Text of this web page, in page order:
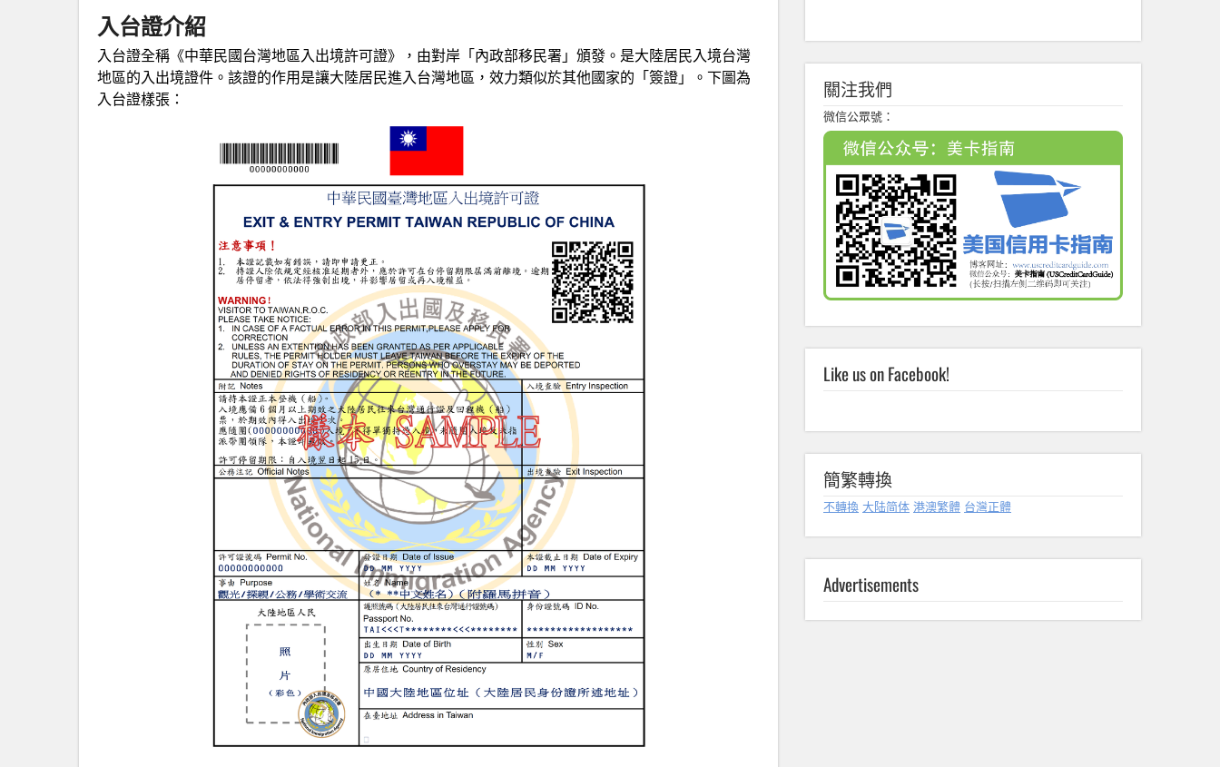
入台證介紹
入台證全稱《中華民國台灣地區入出境許可證》，由對岸「內政部移民署」頒發。是大陸居民入境台灣
地區的入出境證件。該證的作用是讓大陸居民進入台灣地區，效力類似於其他國家的「簽證」。下圖為
入台證樣張：
關注我們
微信公眾號：
Like us on Facebook!
簡繁轉換
不轉換 大陆简体 港澳繁體 台灣正體
Advertisements